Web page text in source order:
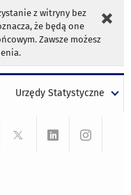
z witryny bez
że będą one
Zawsze możesz
Urzędy Statystyczne